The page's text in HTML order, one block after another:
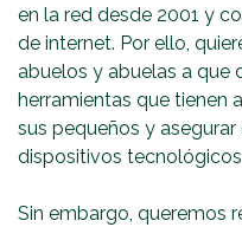
en la red desde 2001 y
de internet. Por ello,
abuelos y abuelas a que
herramientas que tienen
sus pequeños y
dispositivos
Sin embargo, queremos